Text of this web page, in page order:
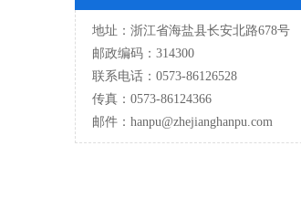
地址：浙江省海盐县长安北路678号
邮政编码：314300
联系电话：0573-86126528
传真：0573-86124366
邮件：hanpu@zhejianghanpu.com